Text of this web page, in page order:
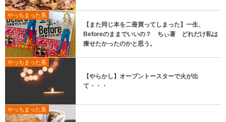
やっちまった系
【また同じ本を二冊買ってしまった】一生、
Beforeのままでいいの？ ちぃ著 どれだけ私は
痩せたかったのかと思う。
やっちまった系
【やらかし】オーブントースターで火が出
て・・・
やっちまった系